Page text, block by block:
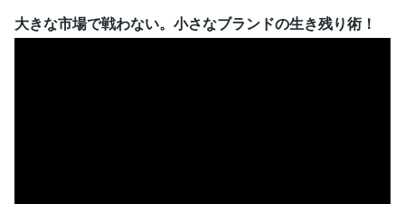
大きな市場で戦わない。小さなブランドの生き残り術！